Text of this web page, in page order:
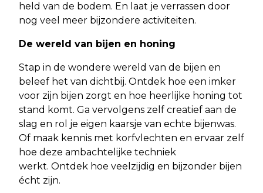
held van de bodem. En laat je verrassen door
nog veel meer bijzondere activiteiten.
De wereld van bijen en honing
Stap in de wondere wereld van de bijen en
beleef het van dichtbij. Ontdek hoe een imker
voor zijn bijen zorgt en hoe heerlijke honing tot
stand komt. Ga vervolgens zelf creatief aan de
slag en rol je eigen kaarsje van echte bijenwas.
Of maak kennis met korfvlechten en ervaar zelf
hoe deze ambachtelijke techniek
werkt. Ontdek hoe veelzijdig en bijzonder bijen
écht zijn.